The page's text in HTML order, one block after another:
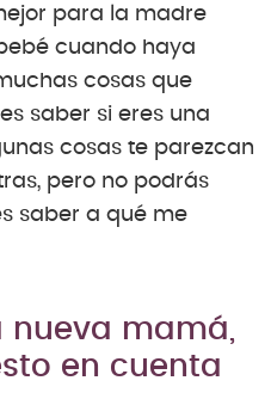
para la madre
cuando haya
cosas que
saber si eres una
cosas te parezcan
pero no podrás
saber a qué me
nueva mamá,
en cuenta